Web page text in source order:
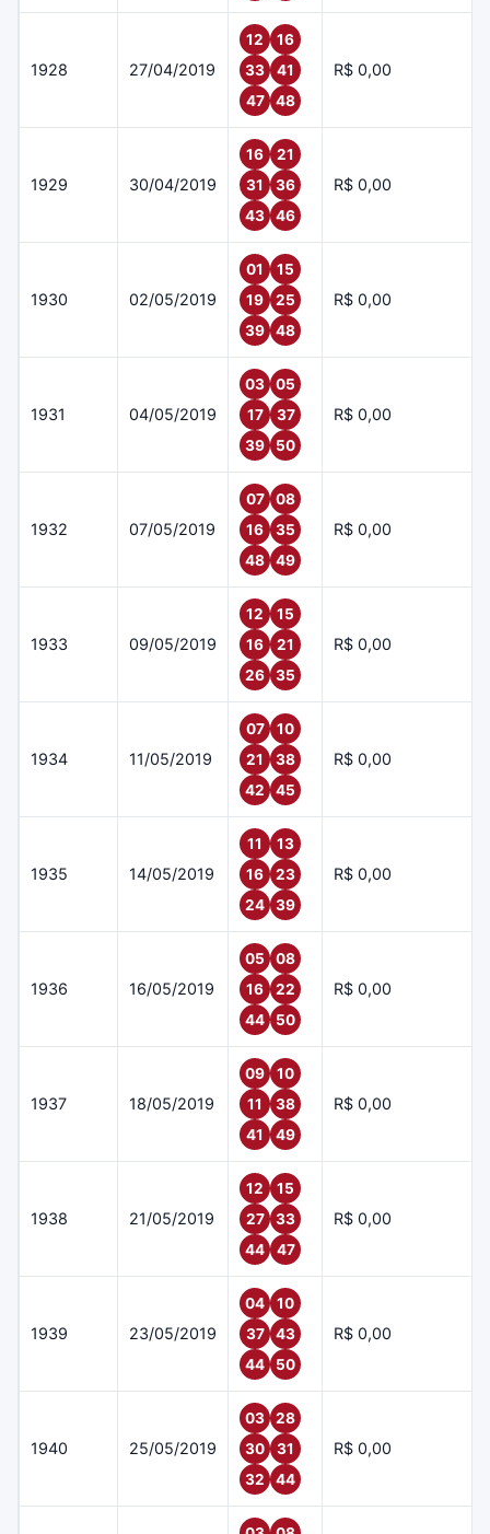
1928 27/04/2019
12
16
33
41
47
48
R$ 0,00
1929 30/04/2019
16
21
31
36
43
46
R$ 0,00
1930 02/05/2019
01
15
19
25
39
48
R$ 0,00
1931 04/05/2019
03
05
17
37
39
50
R$ 0,00
1932 07/05/2019
07
08
16
35
48
49
R$ 0,00
1933 09/05/2019
12
15
16
21
26
35
R$ 0,00
1934 11/05/2019
07
10
21
38
42
45
R$ 0,00
1935 14/05/2019
11
13
16
23
24
39
R$ 0,00
1936 16/05/2019
05
08
16
22
44
50
R$ 0,00
1937 18/05/2019
09
10
11
38
41
49
R$ 0,00
1938 21/05/2019
12
15
27
33
44
47
R$ 0,00
1939 23/05/2019
04
10
37
43
44
50
R$ 0,00
1940 25/05/2019
03
28
30
31
32
44
R$ 0,00